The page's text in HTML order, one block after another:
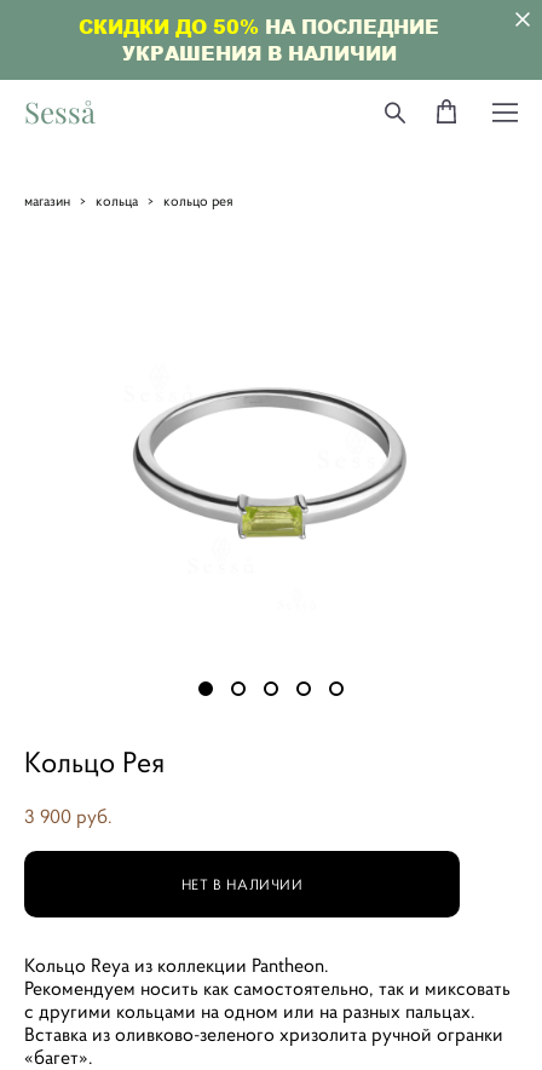
СКИДКИ ДО 50% НА ПОСЛЕДНИЕ
УКРАШЕНИЯ В НАЛИЧИИ
Sesså
магазин > кольца > кольцо рея
Кольцо Рея
3 900 pуб.
НЕТ В НАЛИЧИИ
Кольцо Reya из коллекции Pantheon.
Рекомендуем носить как самостоятельно, так и миксовать
с другими кольцами на одном или на разных пальцах.
Вставка из оливково-зеленого хризолита ручной огранки
«багет».